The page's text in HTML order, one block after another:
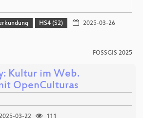
HS4 (S2)
2025-03-26
FOSSGIS 2025
Kultur im Web.
OpenCulturas
2025-03-22
111